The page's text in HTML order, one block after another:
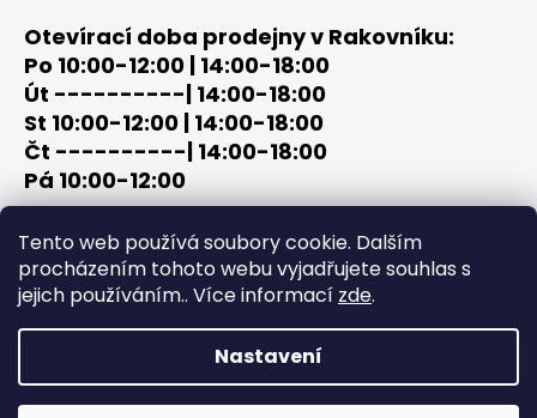
Tento web používá soubory cookie. Dalším
procházením tohoto webu vyjadřujete souhlas s
jejich používáním.. Více informací zde.
Nastavení
Otevírací doba prodejny v Rakovníku:
Po 10:00-12:00 | 14:00-18:00
Út ----------| 14:00-18:00
St 10:00-12:00 | 14:00-18:00
Čt ----------| 14:00-18:00
Pá 10:00-12:00
tel: +420 603 320 859
email: terc-zbrane@seznam.cz
Copyright 2026PROCHÁZKA | OUTDOOR - LOV. Všechna